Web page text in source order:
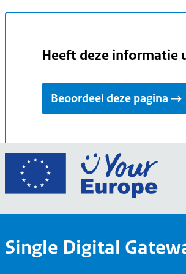
Heeft deze informatie
Beoordeel deze pagina
Ga
Your
Single Digital